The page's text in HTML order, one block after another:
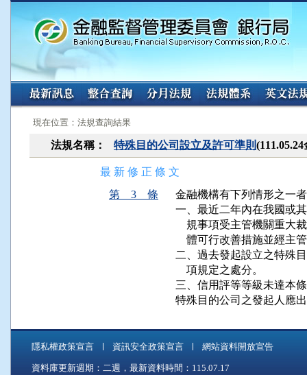
:::
現在位置：法規查詢結果
法規名稱： 特殊目的公司設立及許可準則
最 新 修 正 條 文
第 3 條
金融機構有下列情形之一
一、最近二年內在我國或
規事項受主管機關重
體可行改善措施並經主
二、過去發起設立之特殊
    項規定之處分。
三、信用評等等級未達本
特殊目的公司之發起人應
隱私權政策宣言 資訊安全政策宣言 網站資料開放宣告
資料庫更新週期：二週，最新資料時間：115.07.17